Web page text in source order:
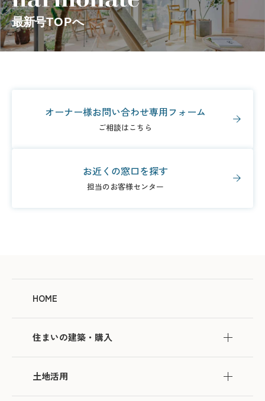
最新号TOPへ
オーナー様お問い合わせ専用フォーム
ご相談はこちら
お近くの窓口を探す
担当のお客様センター
HOME
住まいの建築・購入
土地活用